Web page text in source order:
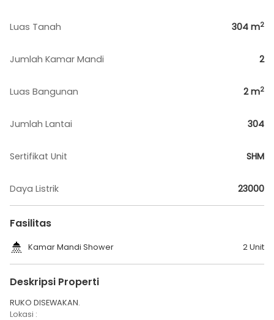
Luas Tanah 304 m2
Jumlah Kamar Mandi 2
Luas Bangunan 2m2
Jumlah Lantai 304
Sertifikat Unit SHM
Daya Listrik 23000
Fasilitas
Kamar Mandi Shower 2 Unit
Deskripsi Properti
RUKO DISEWAKAN.
Lokasi :